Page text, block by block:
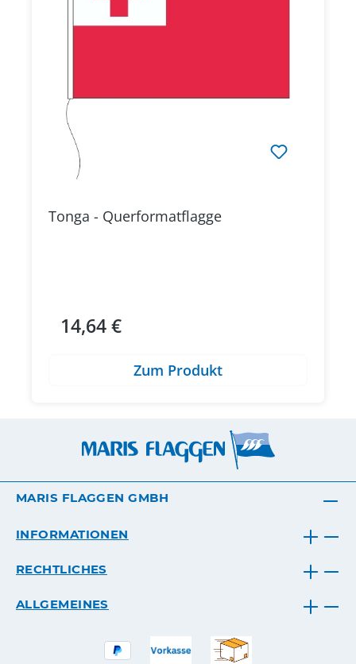
Tonga - Querformatflagge
Regulärer Preis:
14,64 €
Zum Produkt
MARIS FLAGGEN GMBH
INFORMATIONEN
RECHTLICHES
ALLGEMEINES